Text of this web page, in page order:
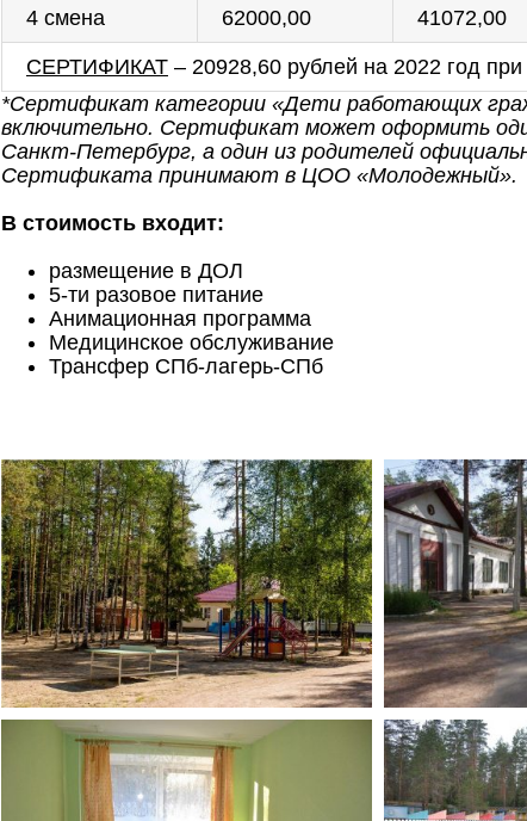
4 смена 62000,00 41072,00
СЕРТИФИКАТ – 20928,60 рублей на 2022 год
*Сертификат категории «Дети работающих
включительно. Сертификат может оформить
Санкт-Петербург, а один из родителей
Сертификата принимают в ЦОО «Молодежный».
В стоимость входит:
размещение в ДОЛ
5-ти разовое питание
Анимационная программа
Медицинское обслуживание
Трансфер СПб-лагерь-СПб